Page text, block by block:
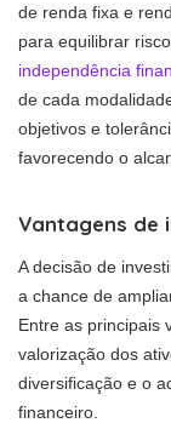
de renda fixa e
para equilibrar
independência
de cada
objetivos e
favorecendo o
Vantagens de
A decisão de
a chance de
Entre as principais
valorização dos
diversificação e o
financeiro.